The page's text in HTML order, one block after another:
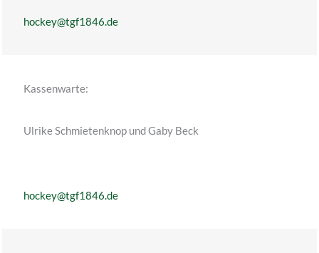
hockey@tgf1846.de
Kassenwarte:
Ulrike Schmietenknop und Gaby Beck
hockey@tgf1846.de